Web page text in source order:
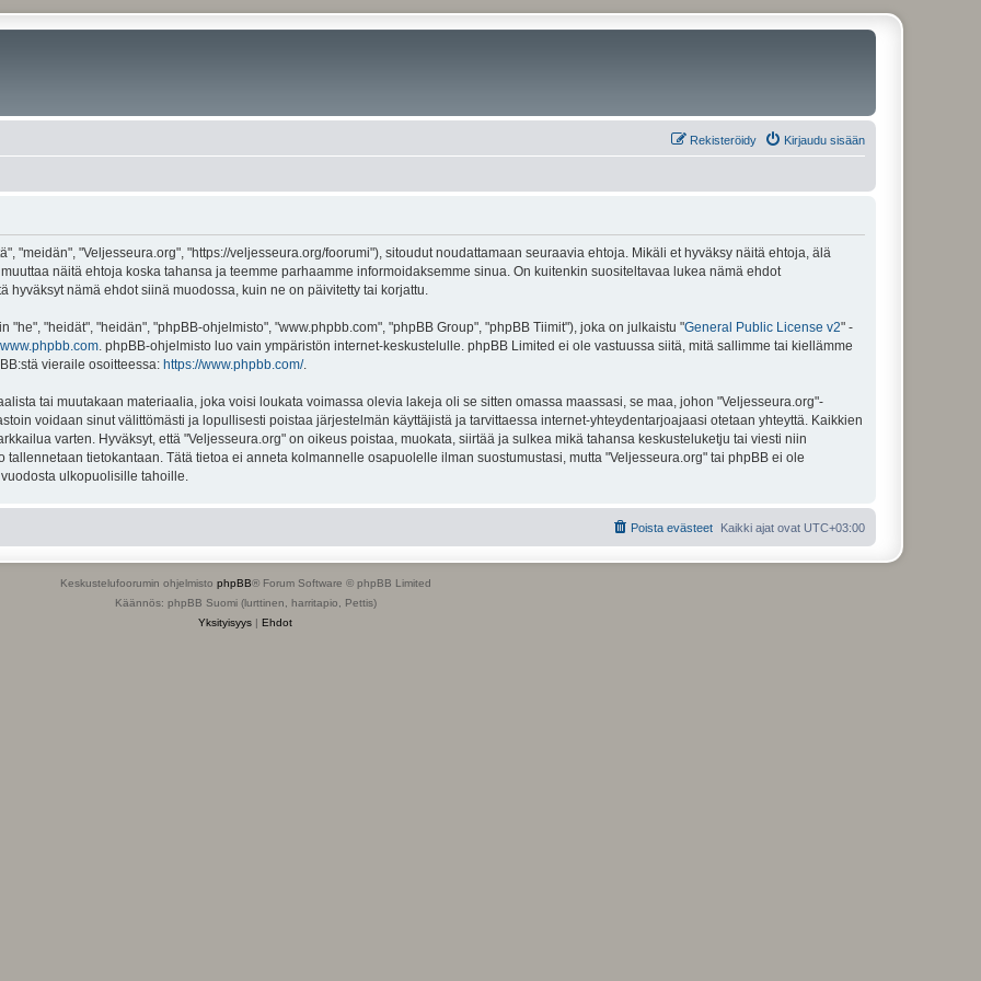
Kirjaudu sisään
Rekisteröidy
"meidän", "Veljesseura.org", "https://veljesseura.org/foorumi"), sitoudut noudattamaan seuraavia ehtoja. Mikäli et hyväksy näitä ehtoja, älä
näitä ehtoja koska tahansa ja teemme parhaamme informoidaksemme sinua. On kuitenkin suositeltavaa lukea nämä ehdot
nämä ehdot siinä muodossa, kuin ne on päivitetty tai korjattu.
"heidät", "heidän", "phpBB-ohjelmisto", "www.phpbb.com", "phpBB Group", "phpBB Tiimit"), joka on julkaistu "General Public License v2" -
www.phpbb.com . phpBB-ohjelmisto luo vain ympäristön internet-keskustelulle. phpBB Limited ei ole vastuussa siitä, mitä sallimme tai kiellämme
vieraile osoitteessa: https://www.phpbb.com/.
tai muutakaan materiaalia, joka voisi loukata voimassa olevia lakeja oli se sitten omassa maassasi, se maa, johon "Veljesseura.org"-
voidaan sinut välittömästi ja lopullisesti poistaa järjestelmän käyttäjistä ja tarvittaessa internet-yhteydentarjoajaasi otetaan yhteyttä. Kaikkien
varten. Hyväksyt, että "Veljesseura.org" on oikeus poistaa, muokata, siirtää ja sulkea mikä tahansa keskusteluketju tai viesti niin
tietokantaan. Tätä tietoa ei anneta kolmannelle osapuolelle ilman suostumustasi, mutta "Veljesseura.org" tai phpBB ei ole
ulkopuolisille tahoille.
Kaikki ajat ovat UTC+03:00
Poista evästeet
Keskustelufoorumin ohjelmisto phpBB® Forum Software © phpBB Limited
Käännös: phpBB Suomi (lurttinen, harritapio, Pettis)
Yksityisyys | Ehdot